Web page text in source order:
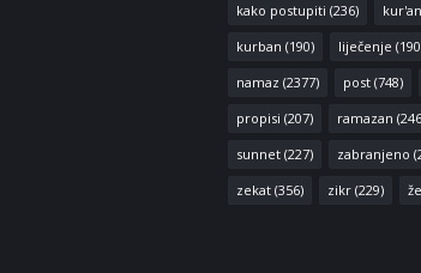
kako postupiti (236) kur'an
kurban (190) liječenje
namaz (2377) post(748)
propisi (207) ramazan
sunnet(227) zabranjeno
zekat(356) zikr(229)